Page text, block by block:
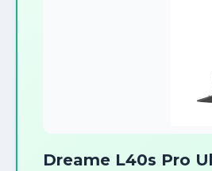
Dreame L40s Pro